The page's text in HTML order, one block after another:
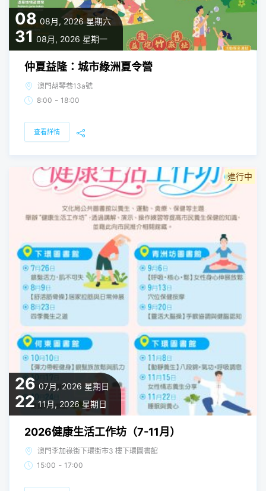
08 08月, 2026 星期六
31 08月, 2026 星期一
仲夏益隆：城市綠洲夏令營
澳門胡琴巷13a號
8:00 - 18:00
查看詳情
26 07月, 2026 星期日
22 11月, 2026 星期日
進行中
2026健康生活工作坊（7-11月）
澳門李加祿街下環街市3 樓下環圖書館
15:00 - 17:00